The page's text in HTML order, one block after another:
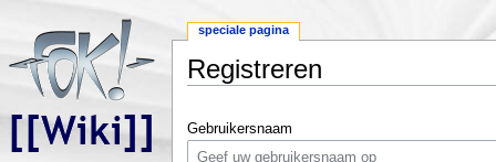
Registreren
Gebruikersnaam
speciale pagina